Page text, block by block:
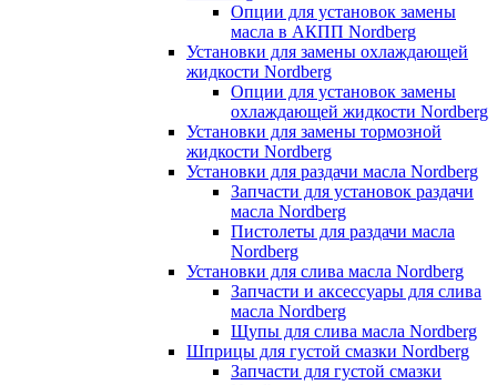
Опции для установок замены
масла в АКПП Nordberg
Установки для замены охлаждающей
жидкости Nordberg
Опции для установок замены
охлаждающей жидкости Nordberg
Установки для замены тормозной
жидкости Nordberg
Установки для раздачи масла Nordberg
Запчасти для установок раздачи
масла Nordberg
Пистолеты для раздачи масла
Nordberg
Установки для слива масла Nordberg
Запчасти и аксессуары для слива
масла Nordberg
Щупы для слива масла Nordberg
Шприцы для густой смазки Nordberg
Запчасти для густой смазки